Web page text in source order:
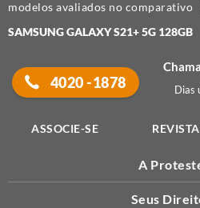
modelos avaliados no comparativo
SAMSUNG GALAXY S21+ 5G 128GB
4020 -1878 Dias
ASSOCIE-SE
A
Seus